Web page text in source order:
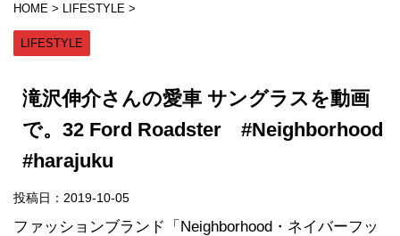
HOME > LIFESTYLE >
LIFESTYLE
滝沢伸介さんの愛車 サングラスを動画
で。32 Ford Roadster #Neighborhood
#harajuku
投稿日： 2019-10-05
ファッションブランド「Neighborhood・ネイバーフッ